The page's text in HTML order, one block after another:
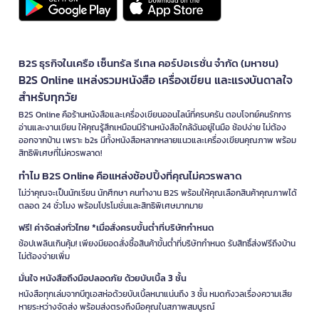
B2S ธุรกิจในเครือ เซ็นทรัล รีเทล คอร์ปอเรชั่น จำกัด (มหาชน)
B2S Online แหล่งรวมหนังสือ เครื่องเขียน และแรงบันดาลใจ
สำหรับทุกวัย
B2S Online คือร้านหนังสือและเครื่องเขียนออนไลน์ที่ครบครัน ตอบโจทย์คนรักการ
อ่านและงานเขียน ให้คุณรู้สึกเหมือนมีร้านหนังสือใกล้ฉันอยู่ในมือ ช้อปง่าย ไม่ต้อง
ออกจากบ้าน เพราะ b2s มีทั้งหนังสือหลากหลายแนวและเครื่องเขียนคุณภาพ พร้อม
สิทธิพิเศษที่ไม่ควรพลาด!
ทำไม B2S Online คือแหล่งช้อปปิ้งที่คุณไม่ควรพลาด
ไม่ว่าคุณจะเป็นนักเรียน นักศึกษา คนทำงาน B2S พร้อมให้คุณเลือกสินค้าคุณภาพได้
ตลอด 24 ชั่วโมง พร้อมโปรโมชั่นและสิทธิพิเศษมากมาย
ฟรี! ค่าจัดส่งทั่วไทย *เมื่อสั่งครบขั้นต่ำที่บริษัทกำหนด
ช้อปเพลินเกินคุ้ม! เพียงมียอดสั่งซื้อสินค้าขั้นต่ำที่บริษัทกำหนด รับสิทธิ์ส่งฟรีถึงบ้าน
ไม่ต้องจ่ายเพิ่ม
มั่นใจ หนังสือถึงมือปลอดภัย ด้วยบับเบิ้ล 3 ชั้น
หนังสือทุกเล่มจากบีทูเอสห่อด้วยบับเบิ้ลหนาแน่นถึง 3 ชั้น หมดกังวลเรื่องความเสีย
หายระหว่างจัดส่ง พร้อมส่งตรงถึงมือคุณในสภาพสมบูรณ์